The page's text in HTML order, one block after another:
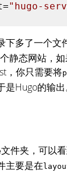
="hugo-
下多了一个文
静态网站，
，你只需要将
Hugo的输出
文件夹，可以
主要是在